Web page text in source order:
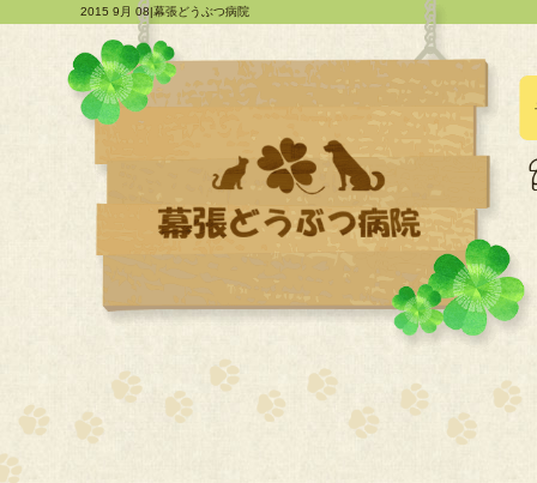
2015 9月 08|幕張どうぶつ病院